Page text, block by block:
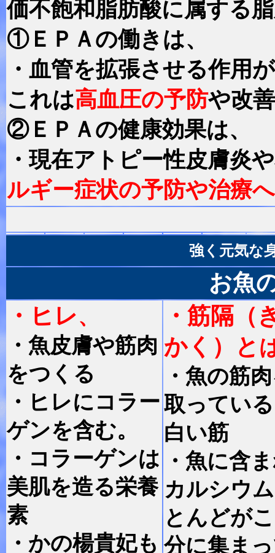
価不飽和脂肪酸に属する
①ＥＰＡの働きは、
・血管を拡張させる作用
これは高血圧の予防や改
②ＥＰＡの健康効果は、
・現在アトピー性皮膚炎
ルギー症状の予防や治療へ
強く元気な
お魚
・ヒレ、
・魚皮膚や筋肉
をつくる
・ヒレにコラー
ゲンを含む。
・コラーゲンは
美肌を造る栄養
素
・かの楊貴妃も
・筋隔（
かく）と
・魚の筋
取っている
白い筋
・魚に含
カルシウ
とんどが
分に集ま